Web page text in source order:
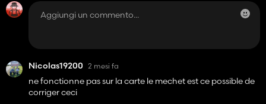
Nicolas19200 2 mesi fa
ne fonctionne pas sur la carte le mechet est ce possible de
corriger ceci